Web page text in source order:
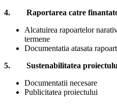
4. Raportarea catre
Alcatuirea rapoartelor
termene
Documentatia atasata
5. Sustenabilitatea
Documentatii necesare
Publicitatea proiectului